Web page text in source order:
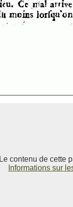
Le contenu de cette
Informations sur